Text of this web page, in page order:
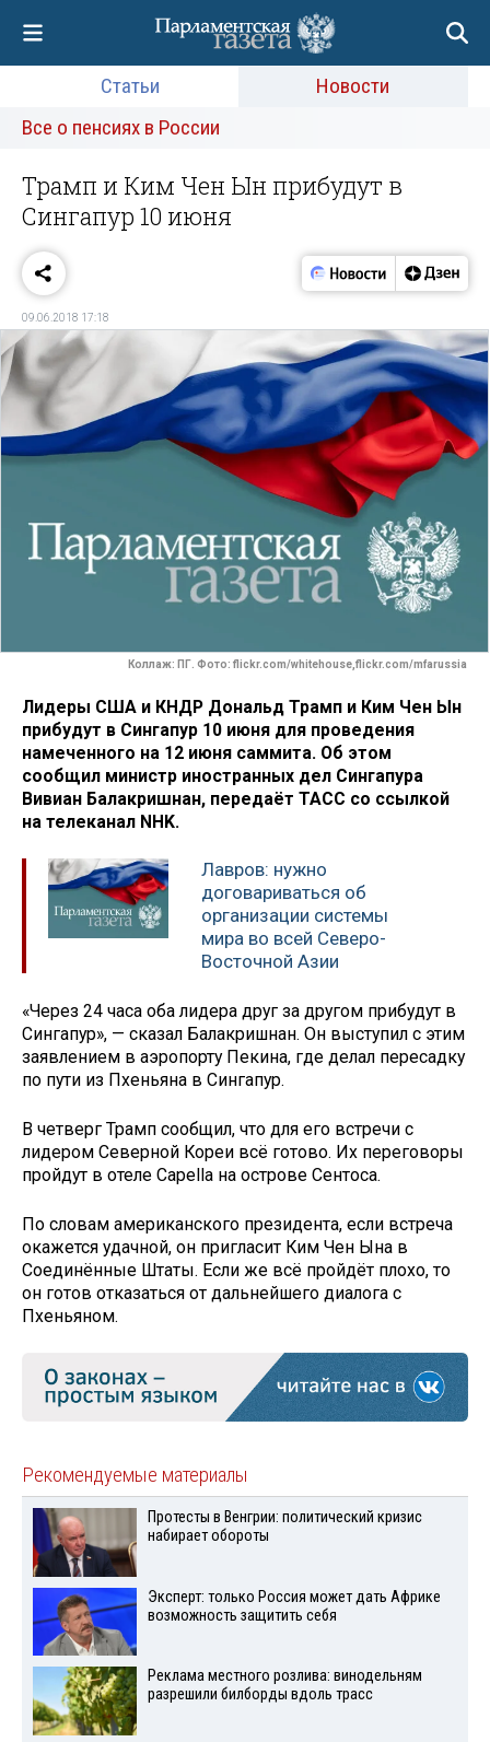
Статьи
Новости
Все о пенсиях в России
Трамп и Ким Чен Ын прибудут в
Сингапур 10 июня
09.06.2018 17:18
Коллаж: ПГ. Фото: flickr.com/whitehouse,flickr.com/mfarussia
Лидеры США и КНДР Дональд Трамп и Ким Чен Ын
прибудут в Сингапур 10 июня для проведения
намеченного на 12 июня саммита. Об этом
сообщил министр иностранных дел Сингапура
Вивиан Балакришнан, передаёт ТАСС со ссылкой
на телеканал NHK.
Лавров: нужно
договариваться об
организации системы
мира во всей Северо-
Восточной Азии
«Через 24 часа оба лидера друг за другом прибудут в
Сингапур», — сказал Балакришнан. Он выступил с этим
заявлением в аэропорту Пекина, где делал пересадку
по пути из Пхеньяна в Сингапур.
В четверг Трамп сообщил, что для его встречи с
лидером Северной Кореи всё готово. Их переговоры
пройдут в отеле Capella на острове Сентоса.
По словам американского президента, если встреча
окажется удачной, он пригласит Ким Чен Ына в
Соединённые Штаты. Если же всё пройдёт плохо, то
он готов отказаться от дальнейшего диалога с
Пхеньяном.
Рекомендуемые материалы
Протесты в Венгрии: политический кризис
набирает обороты
Эксперт: только Россия может дать Африке
возможность защитить себя
Реклама местного розлива: винодельням
разрешили билборды вдоль трасс